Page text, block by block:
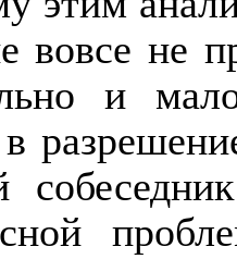
вовсе не
и